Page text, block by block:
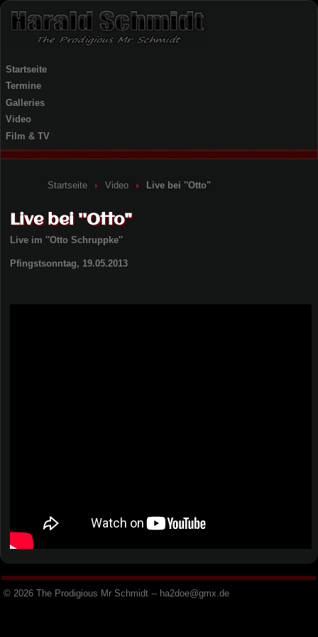
Startseite
Termine
Galleries
Video
Film & TV
Startseite Video Live bei ''Otto"
Live bei ''Otto"
Live im ''Otto Schruppke''
Pfingstsonntag, 19.05.2013
© 2026 The Prodigious Mr Schmidt -- ha2doe@gmx.de